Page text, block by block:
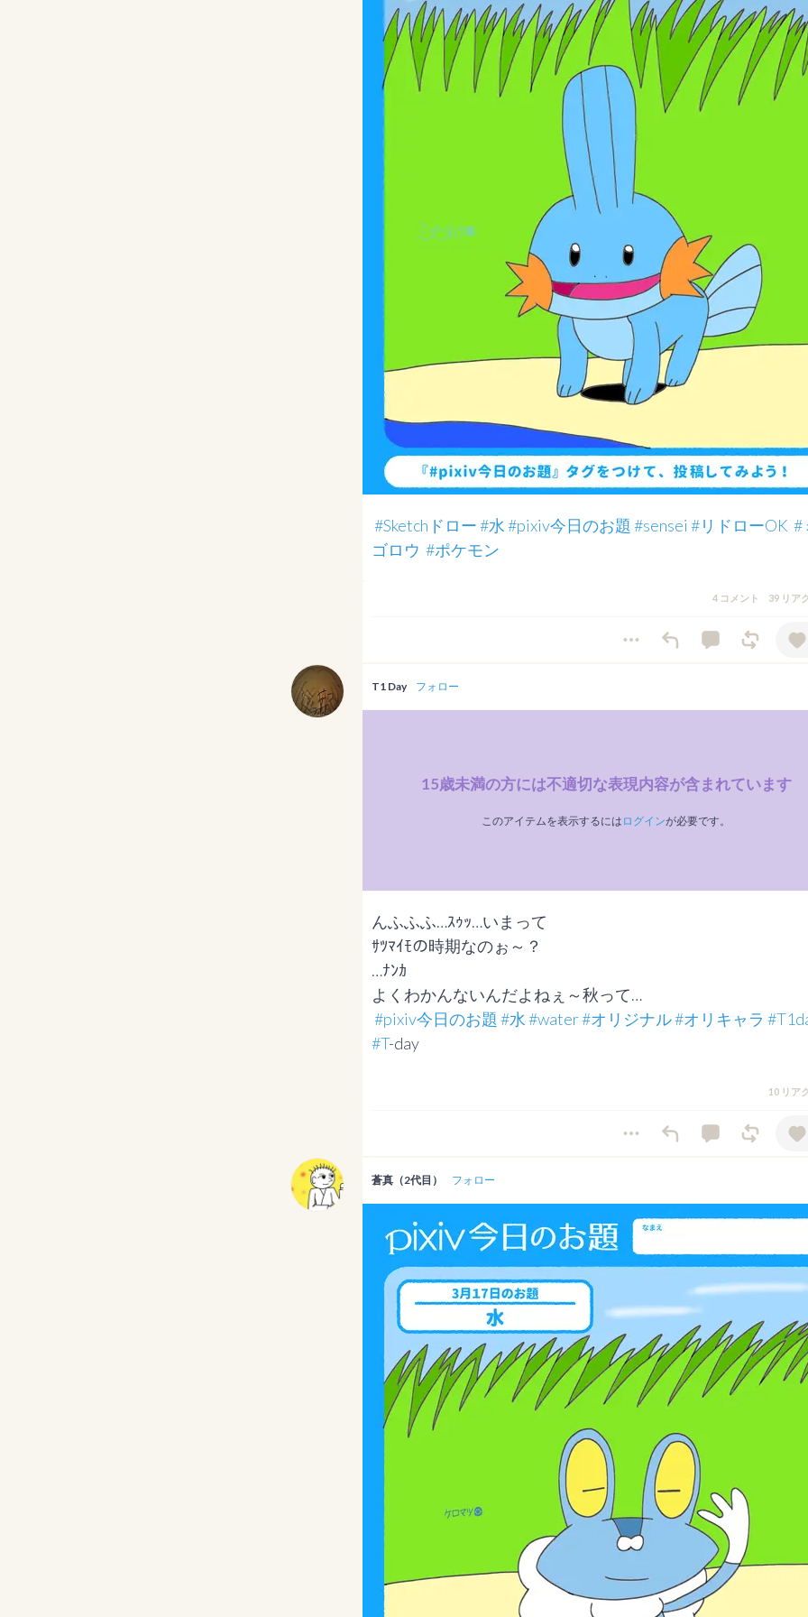
#Sketchドロー#水#pixiv今日のお題 #sensei #リドローOK #
ゴロウ #ポケモン
4 コメント 39 リア
T1 Day フォロー
15歳未満の方には不適切な表現内容が含まれています
このアイテムを表示するには ログインが必要です。
んふふふ…ｽｩｯ…いまって
ｻﾂﾏｲﾓの時期なのぉ～？
…ﾅﾝｶ
よくわかんないんだよねぇ～秋って…
#pixiv今日のお題 #水#water#オリジナル#オリキャラ
#T-day
10 リア
蒼真（2代目） フォロー